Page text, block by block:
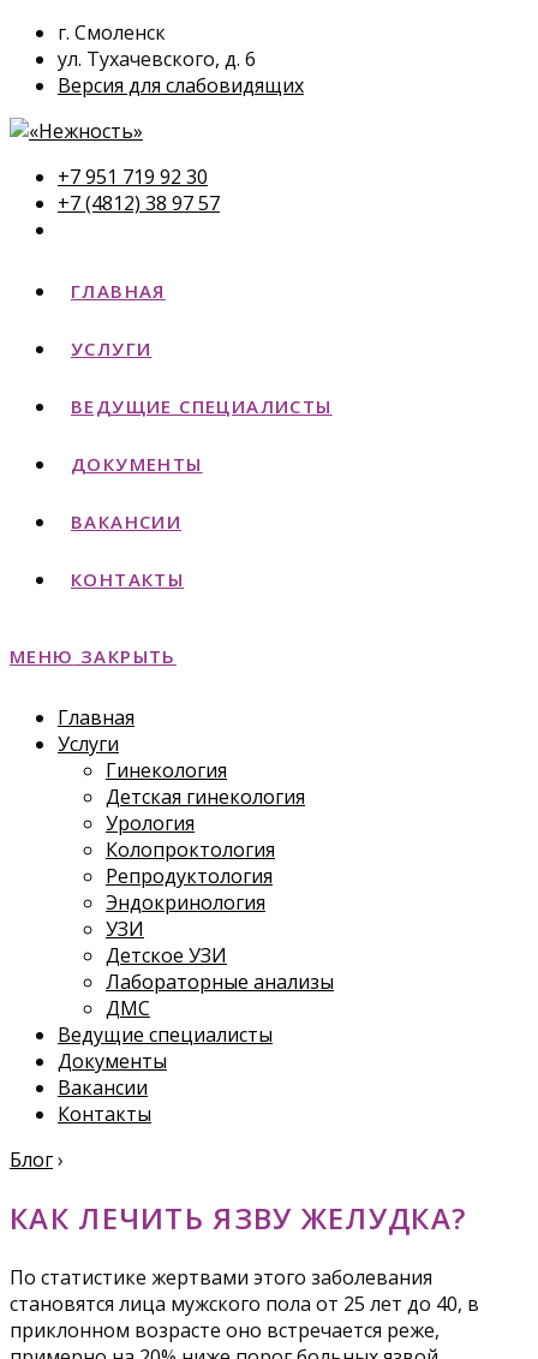
г. Смоленск
ул. Тухачевского, д. 6
Версия для слабовидящих
+7 951 719 92 30
+7 (4812) 38 97 57
ГЛАВНАЯ
УСЛУГИ
ВЕДУЩИЕ СПЕЦИАЛИСТЫ
ДОКУМЕНТЫ
ВАКАНСИИ
КОНТАКТЫ
МЕНЮ ЗАКРЫТЬ
Главная
Услуги
Гинекология
Детская гинекология
Урология
Колопроктология
Репродуктология
Эндокринология
УЗИ
Детское УЗИ
Лабораторные анализы
ДМС
Ведущие специалисты
Документы
Вакансии
Контакты
Блог›
КАК ЛЕЧИТЬ ЯЗВУ ЖЕЛУДКА?
По статистике жертвами этого заболевания
становятся лица мужского пола от 25 лет до 40, в
приклонном возрасте оно встречается реже,